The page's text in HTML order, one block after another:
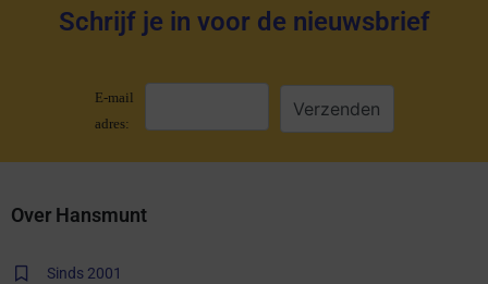
Schrijf je in voor de nieuwsbrief
E-mail
adres:
Over Hansmunt
Sinds 2001